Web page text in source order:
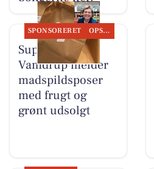
SPONSORERET OPSLAGSTAVLEN
SuperBrugsen
Vamdrup melder
madspildsposer
med frugt og
grønt udsolgt